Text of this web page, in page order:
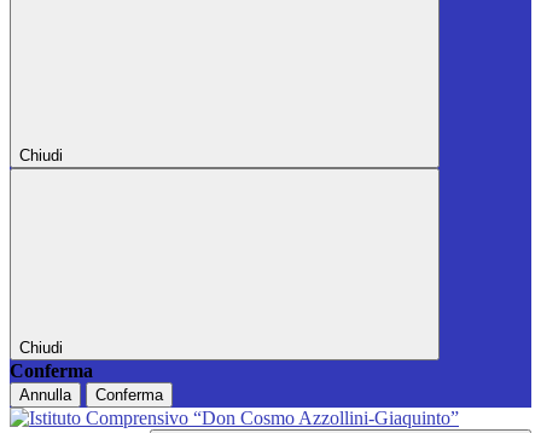
Chiudi
Chiudi
Conferma
Annulla Conferma